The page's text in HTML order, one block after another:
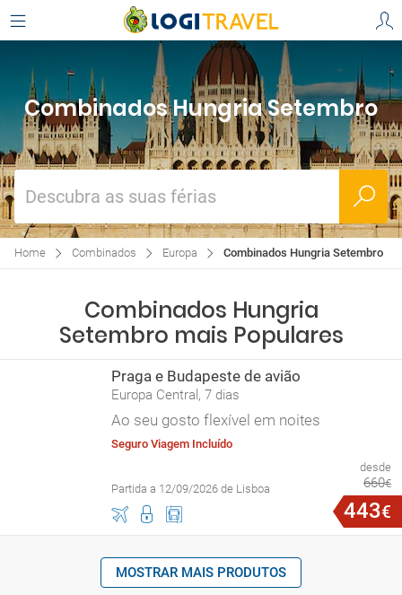
Combinados Hungria Setembro
Descubra as suas férias
Home Combinados Europa Combinados Hungria Setembro
Combinados Hungria
Setembro mais Populares
Praga e Budapeste de avião
Europa Central, 7 dias
Ao seu gosto flexível em noites
Seguro Viagem Incluído
Partida a 12/09/2026 de Lisboa
desde
660€
443€
MOSTRAR MAIS PRODUTOS